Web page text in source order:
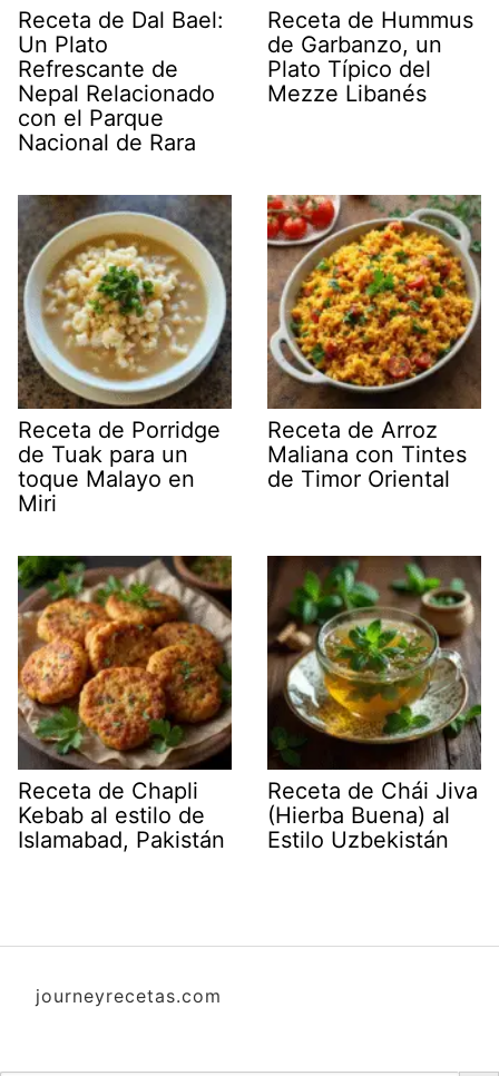
Receta de Dal Bael:
Un Plato
Refrescante de
Nepal Relacionado
con el Parque
Nacional de Rara
Receta de Hummus
de Garbanzo, un
Plato Típico del
Mezze Libanés
Receta de Porridge
de Tuak para un
toque Malayo en
Miri
Receta de Arroz
Maliana con Tintes
de Timor Oriental
Receta de Chapli
Kebab al estilo de
Islamabad, Pakistán
Receta de Chái Jiva
(Hierba Buena) al
Estilo Uzbekistán
journeyrecetas.com
Botón